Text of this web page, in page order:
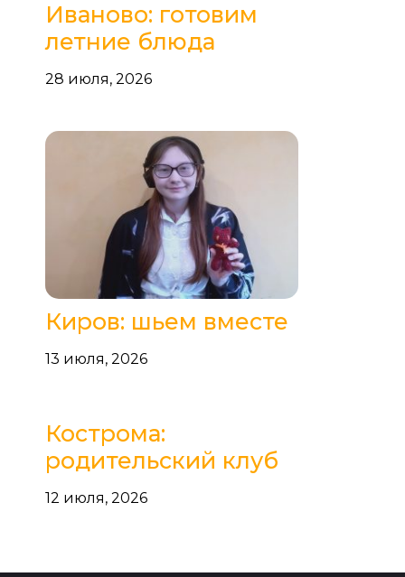
Иваново: готовим
летние блюда
28 июля, 2026
Киров: шьем вместе
13 июля, 2026
Кострома:
родительский клуб
12 июля, 2026